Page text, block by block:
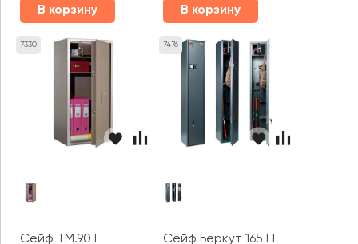
В корзину В корзину
7330
Сейф TM.90Т
7476
Сейф Беркут 165 EL